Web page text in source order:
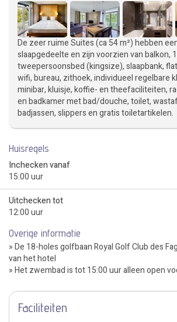
De zeer ruime Suites (ca 54 m²) hebben
slaapgedeelte en zijn voorzien van balkon, 1
tweepersoonsbed (kingsize), slaapbank,
wifi, bureau, zithoek, individueel regelbare
minibar, kluisje, koffie- en theefaciliteiten,
en badkamer met bad/douche, toilet,
badjassen, slippers en gratis toiletartikelen.
Huisregels
Inchecken vanaf
15:00 uur
Uitchecken tot
12:00 uur
Overige informatie
» De 18-holes golfbaan Royal Golf Club des
van het hotel
» Het zwembad is tot 15:00 uur alleen open
Faciliteiten